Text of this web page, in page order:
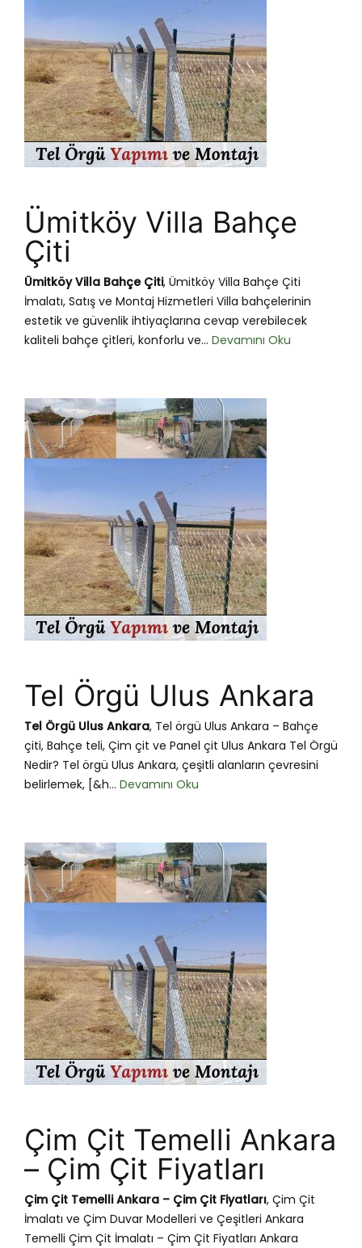
Ümitköy Villa Bahçe
Çiti
Ümitköy Villa Bahçe Çiti, Ümitköy Villa Bahçe Çiti
İmalatı, Satış ve Montaj Hizmetleri Villa bahçelerinin
estetik ve güvenlik ihtiyaçlarına cevap verebilecek
kaliteli bahçe çitleri, konforlu ve... Devamını Oku
Tel Örgü Ulus Ankara
Tel Örgü Ulus Ankara, Tel örgü Ulus Ankara – Bahçe
çiti, Bahçe teli, Çim çit ve Panel çit Ulus Ankara Tel Örgü
Nedir? Tel örgü Ulus Ankara, çeşitli alanların çevresini
belirlemek, [&h... Devamını Oku
Çim Çit Temelli Ankara
– Çim Çit Fiyatları
Çim Çit Temelli Ankara – Çim Çit Fiyatları, Çim Çit
İmalatı ve Çim Duvar Modelleri ve Çeşitleri Ankara
Temelli Çim Çit İmalatı – Çim Çit Fiyatları Ankara